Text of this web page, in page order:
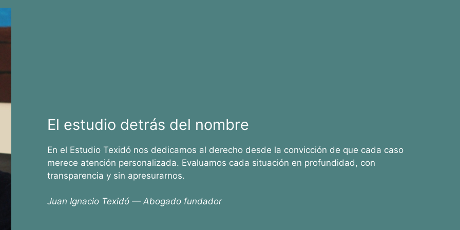
El estudio detrás del nombre
En el Estudio Texidó nos dedicamos al derecho desde la convicción de que cada caso
merece atención personalizada. Evaluamos cada situación en profundidad, con
transparencia y sin apresurarnos.
Juan Ignacio Texidó — Abogado fundador